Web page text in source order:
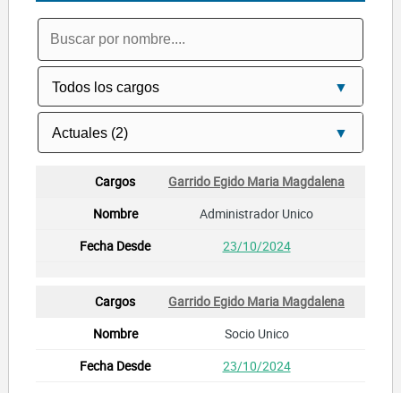
Garrido Egido Maria Magdalena
Administrador Unico
23/10/2024
Garrido Egido Maria Magdalena
Socio Unico
23/10/2024